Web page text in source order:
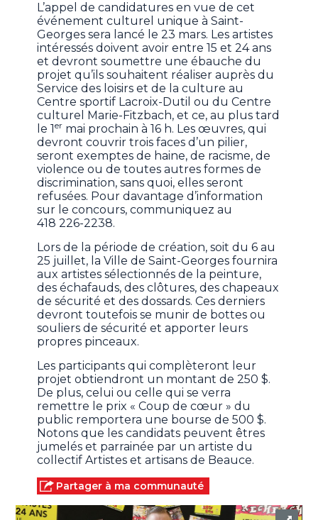
L’appel de candidatures en vue de cet
événement culturel unique à Saint-
Georges sera lancé le 23 mars. Les artistes
intéressés doivent avoir entre 15 et 24 ans
et devront soumettre une ébauche du
projet qu’ils souhaitent réaliser auprès du
Service des loisirs et de la culture au
Centre sportif Lacroix-Dutil ou du Centre
culturel Marie-Fitzbach, et ce, au plus tard
le 1er mai prochain à 16 h. Les œuvres, qui
devront couvrir trois faces d’un pilier,
seront exemptes de haine, de racisme, de
violence ou de toutes autres formes de
discrimination, sans quoi, elles seront
refusées. Pour davantage d’information
sur le concours, communiquez au
418 226-2238.
Lors de la période de création, soit du 6 au
25 juillet, la Ville de Saint-Georges fournira
aux artistes sélectionnés de la peinture,
des échafauds, des clôtures, des chapeaux
de sécurité et des dossards. Ces derniers
devront toutefois se munir de bottes ou
souliers de sécurité et apporter leurs
propres pinceaux.
Les participants qui complèteront leur
projet obtiendront un montant de 250 $.
De plus, celui ou celle qui se verra
remettre le prix « Coup de cœur » du
public remportera une bourse de 500 $.
Notons que les candidats peuvent êtres
jumelés et parrainée par un artiste du
collectif Artistes et artisans de Beauce.
Partager à ma communauté